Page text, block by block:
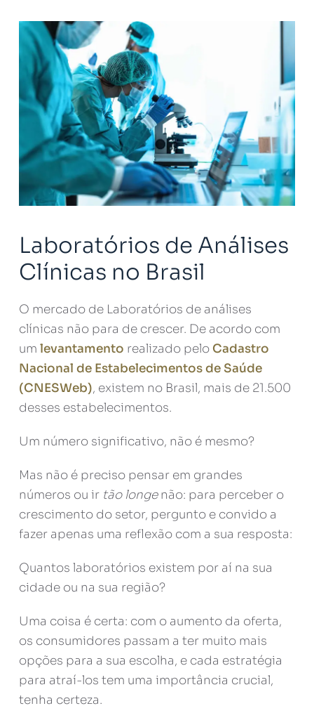
Laboratórios de Análises
Clínicas no Brasil
O mercado de Laboratórios de análises
clínicas não para de crescer. De acordo com
um levantamento realizado pelo Cadastro
Nacional de Estabelecimentos de Saúde
(CNESWeb), existem no Brasil, mais de 21.500
desses estabelecimentos.
Um número significativo, não é mesmo?
Mas não é preciso pensar em grandes
números ou ir tão longenão: para perceber o
crescimento do setor, pergunto e convido a
fazer apenas uma reflexão com a sua resposta:
Quantos laboratórios existem por aí na sua
cidade ou na sua região?
Uma coisa é certa: com o aumento da oferta,
os consumidores passam a ter muito mais
opções para a sua escolha, e cada estratégia
para atraí-los tem uma importância crucial,
tenha certeza.